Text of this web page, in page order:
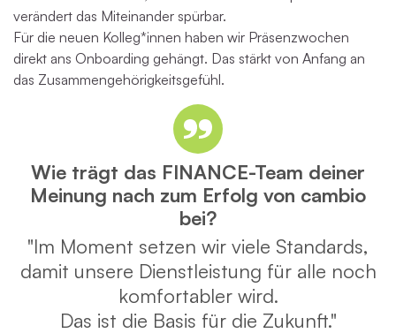
verändert das Miteinander spürbar.
Für die neuen Kolleg*innen haben wir Präsenzwochen
direkt ans Onboarding gehängt. Das stärkt von Anfang an
das Zusammengehörigkeitsgefühl.
Wie trägt das FINANCE-Team deiner
Meinung nach zum Erfolg von cambio
bei?
"Im Moment setzen wir viele Standards,
damit unsere Dienstleistung für alle noch
komfortabler wird.
Das ist die Basis für die Zukunft."